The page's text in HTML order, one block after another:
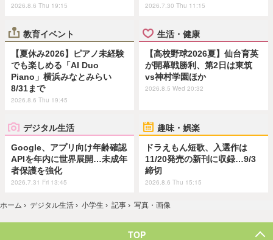
2026.8.6 Thu 19:15 2026.7.30 Thu 11:15
教育イベント
【夏休み2026】ピアノ未経験
でも楽しめる「AI Duo
Piano」横浜みなとみらい
8/31まで
2026.8.6 Thu 19:45
生活・健康
【高校野球2026夏】仙台育英
が開幕戦勝利、第2日は東筑
vs神村学園ほか
2026.8.5 Wed 20:32
デジタル生活
Google、アプリ向け年齢確認
APIを年内に世界展開…未成年
者保護を強化
2026.7.31 Fri 13:45
趣味・娯楽
ドラえもん短歌、入選作は
11/20発売の新刊に収録…9/3
締切
2026.8.6 Thu 15:15
ホーム › デジタル生活 › 小学生 › 記事 › 写真・画像
TOP